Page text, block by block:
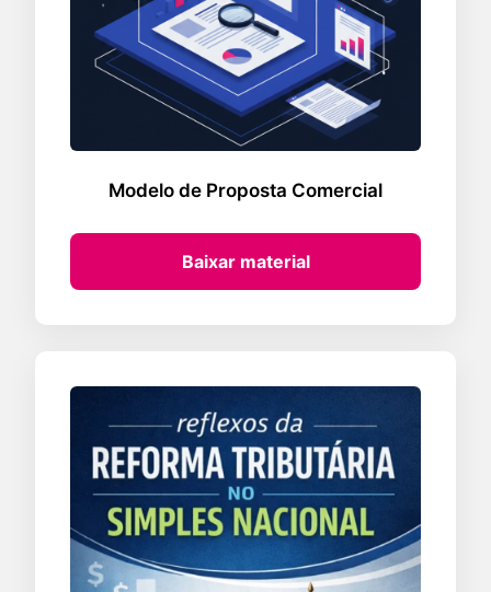
Modelo de Proposta Comercial
Baixar material